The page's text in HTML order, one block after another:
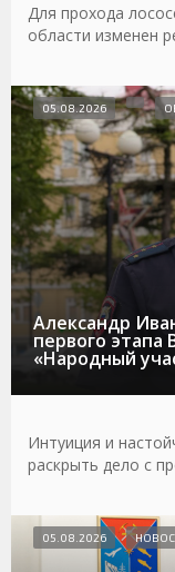
Для прохода
области изменен
Александр
первого этапа
«Народный
05.08.2026
Интуиция и
раскрыть дело с
05.08.2026